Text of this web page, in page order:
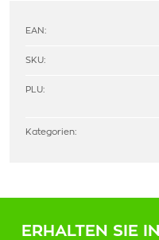
EAN:
SKU:
PLU:
Kategorien:
ERHALTEN SIE